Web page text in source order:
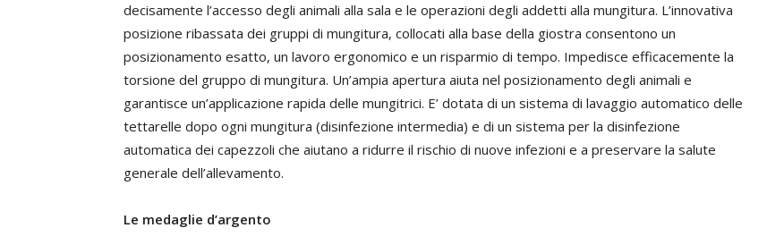
decisamente l’accesso degli animali alla sala e le operazioni degli addetti alla mungitura. L’innovativa
posizione ribassata dei gruppi di mungitura, collocati alla base della giostra consentono un
posizionamento esatto, un lavoro ergonomico e un risparmio di tempo. Impedisce efficacemente la
torsione del gruppo di mungitura. Un’ampia apertura aiuta nel posizionamento degli animali e
garantisce un’applicazione rapida delle mungitrici. E’ dotata di un sistema di lavaggio automatico delle
tettarelle dopo ogni mungitura (disinfezione intermedia) e di un sistema per la disinfezione
automatica dei capezzoli che aiutano a ridurre il rischio di nuove infezioni e a preservare la salute
generale dell’allevamento.
Le medaglie d’argento